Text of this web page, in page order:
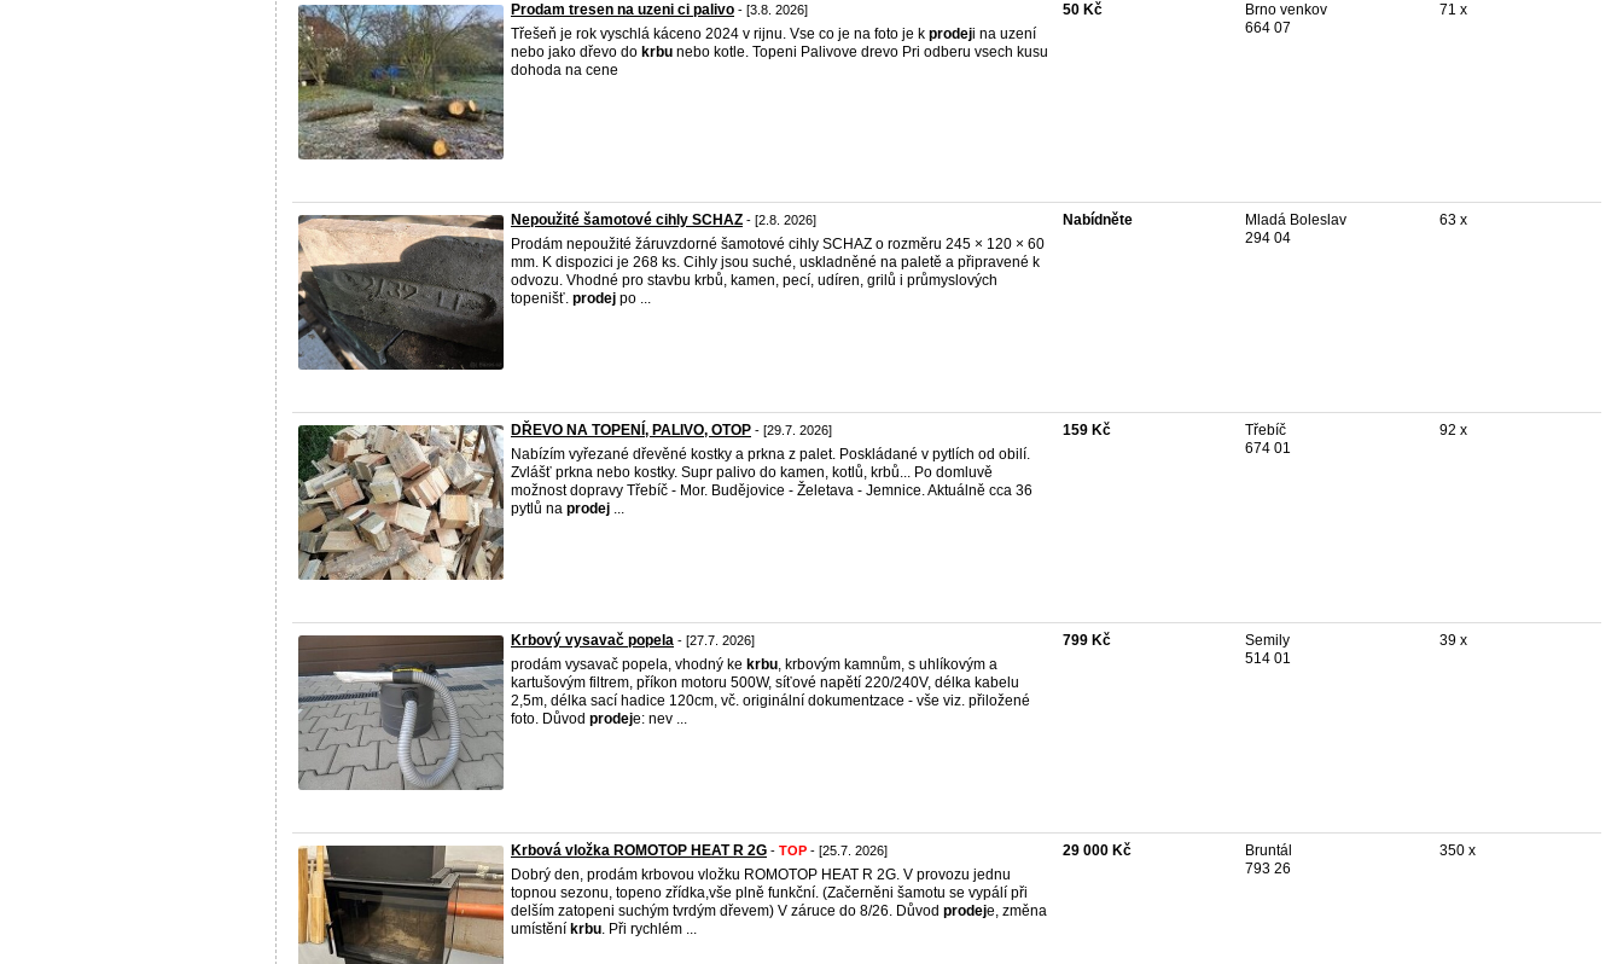
Prodam tresen na uzeni ci palivo - [3.8. 2026]
Třešeň je rok vyschlá káceno 2024 v rijnu. Vse co je na foto je k prodeji na uzení
nebo jako dřevo do krbu nebo kotle. Topeni Palivove drevo Pri odberu vsech kusu
dohoda na cene
50 Kč
Brno venkov
664 07
71 x
Nepoužité šamotové cihly SCHAZ - [2.8. 2026]
Prodám nepoužité žáruvzdorné šamotové cihly SCHAZ o rozměru 245 × 120 × 60
mm. K dispozici je 268 ks. Cihly jsou suché, uskladněné na paletě a připravené k
odvozu. Vhodné pro stavbu krbů, kamen, pecí, udíren, grilů i průmyslových
topenišť. prodej po ...
Nabídněte
Mladá Boleslav
294 04
63 x
DŘEVO NA TOPENÍ, PALIVO, OTOP - [29.7. 2026]
Nabízím vyřezané dřevěné kostky a prkna z palet. Poskládané v pytlích od obilí.
Zvlášť prkna nebo kostky. Supr palivo do kamen, kotlů, krbů... Po domluvě
možnost dopravy Třebíč - Mor. Budějovice - Želetava - Jemnice. Aktuálně cca 36
pytlů na prodej ...
159 Kč
Třebíč
674 01
92 x
Krbový vysavač popela - [27.7. 2026]
prodám vysavač popela, vhodný ke krbu, krbovým kamnům, s uhlíkovým a
kartušovým filtrem, příkon motoru 500W, síťové napětí 220/240V, délka kabelu
2,5m, délka sací hadice 120cm, vč. originální dokumentzace - vše viz. přiložené
foto. Důvod prodeje: nev ...
799 Kč
Semily
514 01
39 x
Krbová vložka ROMOTOP HEAT R 2G - TOP - [25.7. 2026]
Dobrý den, prodám krbovou vložku ROMOTOP HEAT R 2G. V provozu jednu
topnou sezonu, topeno zřídka,vše plně funkční. (Začerněni šamotu se vypálí při
delším zatopeni suchým tvrdým dřevem) V záruce do 8/26. Důvod prodeje, změna
umístění krbu. Při rychlém ...
29 000 Kč
Bruntál
793 26
350 x